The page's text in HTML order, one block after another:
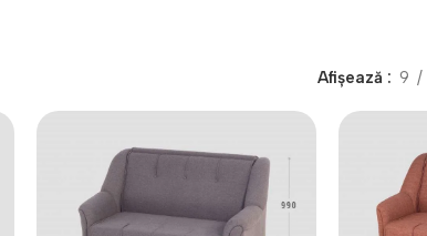
Afișează 9